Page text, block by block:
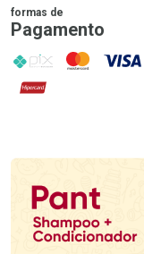
formas de
Pagamento
PIX MasterCard
VISA
Hipercard